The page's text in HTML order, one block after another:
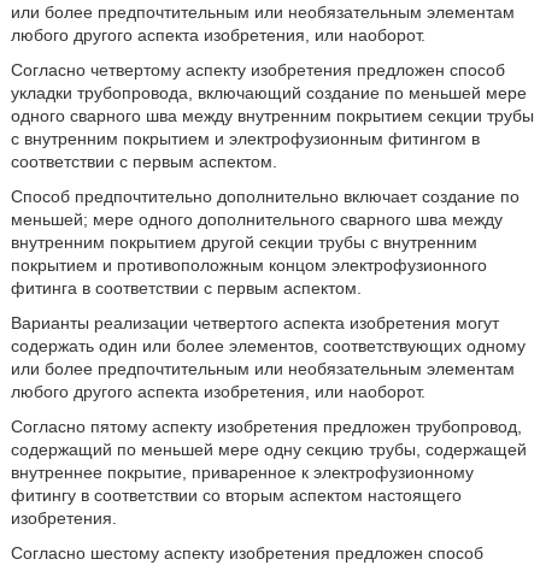
или более предпочтительным или необязательным элементам
любого другого аспекта изобретения, или наоборот.
Согласно четвертому аспекту изобретения предложен способ
укладки трубопровода, включающий создание по меньшей мере
одного сварного шва между внутренним покрытием секции трубы
с внутренним покрытием и электрофузионным фитингом в
соответствии с первым аспектом.
Способ предпочтительно дополнительно включает создание по
меньшей; мере одного дополнительного сварного шва между
внутренним покрытием другой секции трубы с внутренним
покрытием и противоположным концом электрофузионного
фитинга в соответствии с первым аспектом.
Варианты реализации четвертого аспекта изобретения могут
содержать один или более элементов, соответствующих одному
или более предпочтительным или необязательным элементам
любого другого аспекта изобретения, или наоборот.
Согласно пятому аспекту изобретения предложен трубопровод,
содержащий по меньшей мере одну секцию трубы, содержащей
внутреннее покрытие, приваренное к электрофузионному
фитингу в соответствии со вторым аспектом настоящего
изобретения.
Согласно шестому аспекту изобретения предложен способ